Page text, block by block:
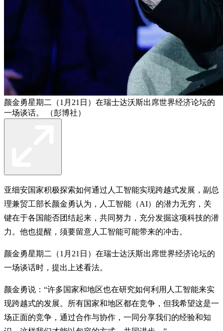
颜金勇星期二（1月21日）在瑞士达沃斯出席世界经济论坛的
一场谈话。 （彭博社）
亚细安国家积极探索如何通过人工智能实现跨越式发展，副总
理兼贸工部长颜金勇认为，人工智能（AI）的潜力无穷，关
键在于各国能否团结起来，共同努力，充分发掘这项科技的潜
力。他也提醒，须要留意人工智能可能带来的冲击。
颜金勇星期二（1月21日）在瑞士达沃斯出席世界经济论坛的
一场谈话时，提出上述看法。
颜金勇说：“许多国家和地区也在研究如何利用人工智能来实
现跨越式的发展。所有国家和地区都在竞争，但我希望这是一
场正面的竞争，通过合作与协作，一同分享我们的经验和知